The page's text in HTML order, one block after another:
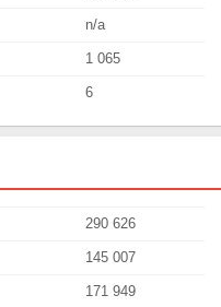
n/a
1 065
6
290 626
145 007
171 949